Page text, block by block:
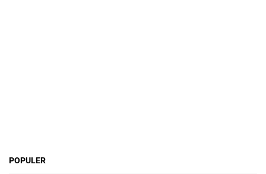
POPULER